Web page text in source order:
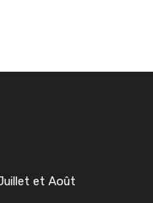
et Août